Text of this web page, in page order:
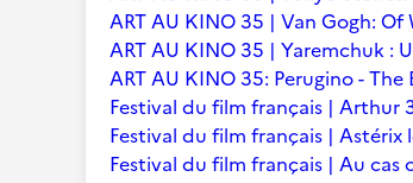
ART AU KINO 35 | Van Gogh:
ART AU KINO 35 | Yaremchuk :
ART AU KINO 35: Perugino - The
Festival du film français | Arthur
Festival du film français | Astérix
Festival du film français | Au cas